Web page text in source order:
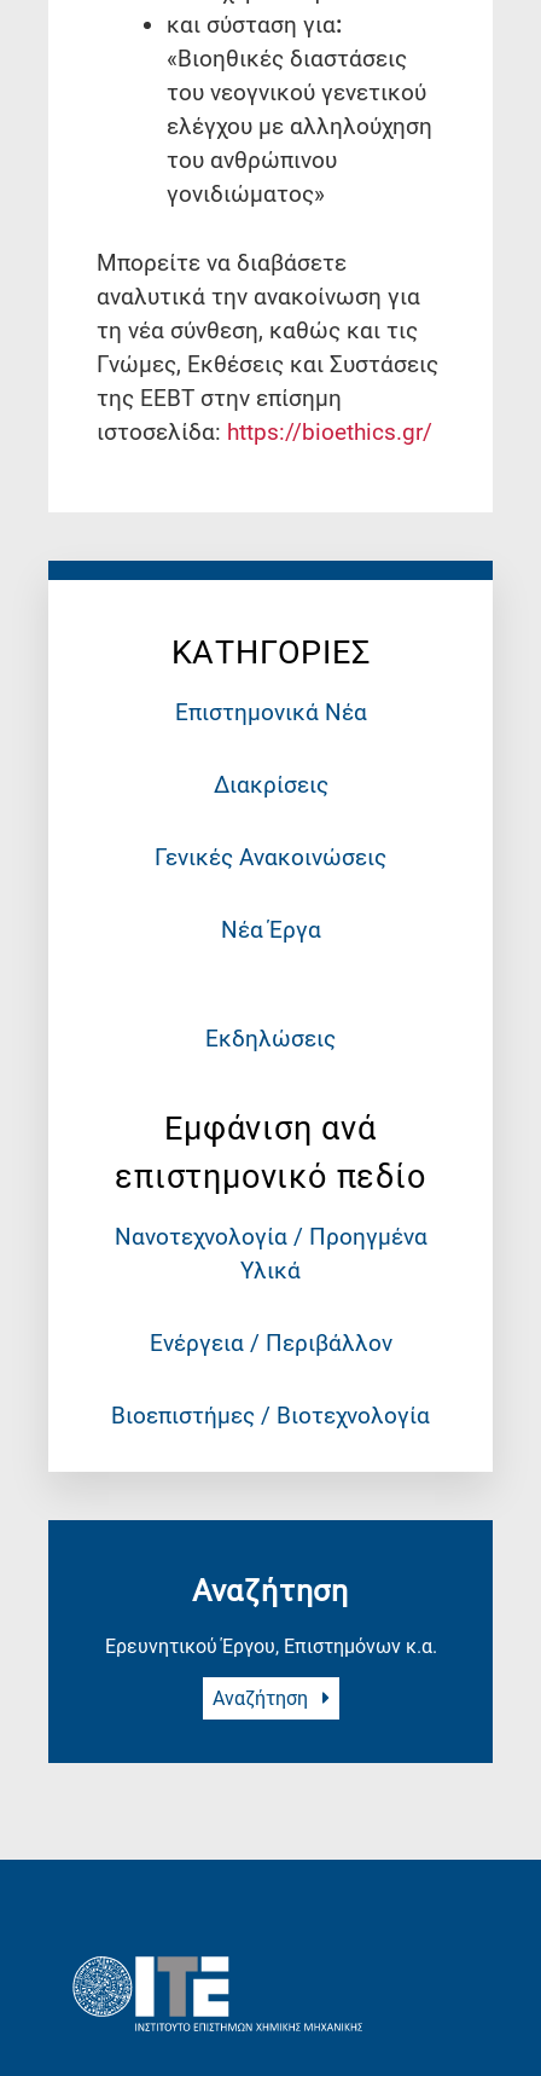
ΚΑΤΗΓΟΡΙΕΣ
Επιστημονικά Νέα
Διακρίσεις
Γενικές Ανακοινώσεις
Νέα Έργα
Εκδηλώσεις
Εμφάνιση ανά
επιστημονικό πεδίο
Νανοτεχνολογία / Προηγμένα
Υλικά
Ενέργεια / Περιβάλλον
Βιοεπιστήμες / Βιοτεχνολογία
Αναζήτηση
Ερευνητικού Έργου, Επιστημόνων κ.α.
Αναζήτηση
και σύσταση για:
«Βιοηθικές διαστάσεις
του νεογνικού γενετικού
ελέγχου με αλληλούχηση
του ανθρώπινου
γονιδιώματος»
Μπορείτε να διαβάσετε
αναλυτικά την ανακοίνωση για
τη νέα σύνθεση, καθώς και τις
Γνώμες, Εκθέσεις και Συστάσεις
της ΕΕΒΤ στην επίσημη
ιστοσελίδα: https://bioethics.gr/